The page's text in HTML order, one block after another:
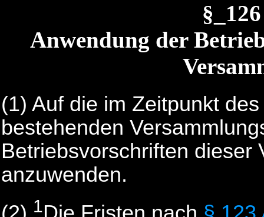
Anwendung der
(1) Auf die im Zeitpunkt
bestehenden
Betriebsvorschriften dieser
anzuwenden.
1